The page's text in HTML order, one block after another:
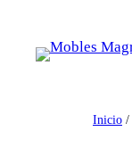
contenido
Inicio /